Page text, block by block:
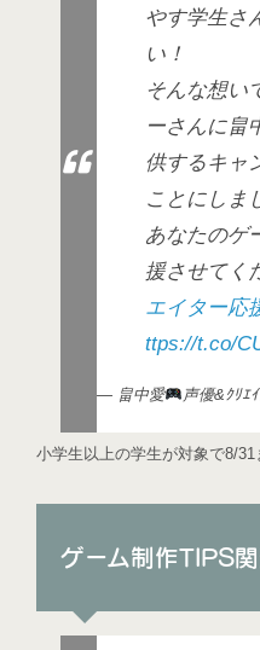
やす学生さ
い！
そんな想い
ーさんに畠
供するキャ
ことにしま
あなたのゲ
援させてく
エイター応
ttps://t.co/
— 畠中愛 声優&ｸﾘｴ
小学生以上の学生が対象で8/31
ゲーム制作TIPS